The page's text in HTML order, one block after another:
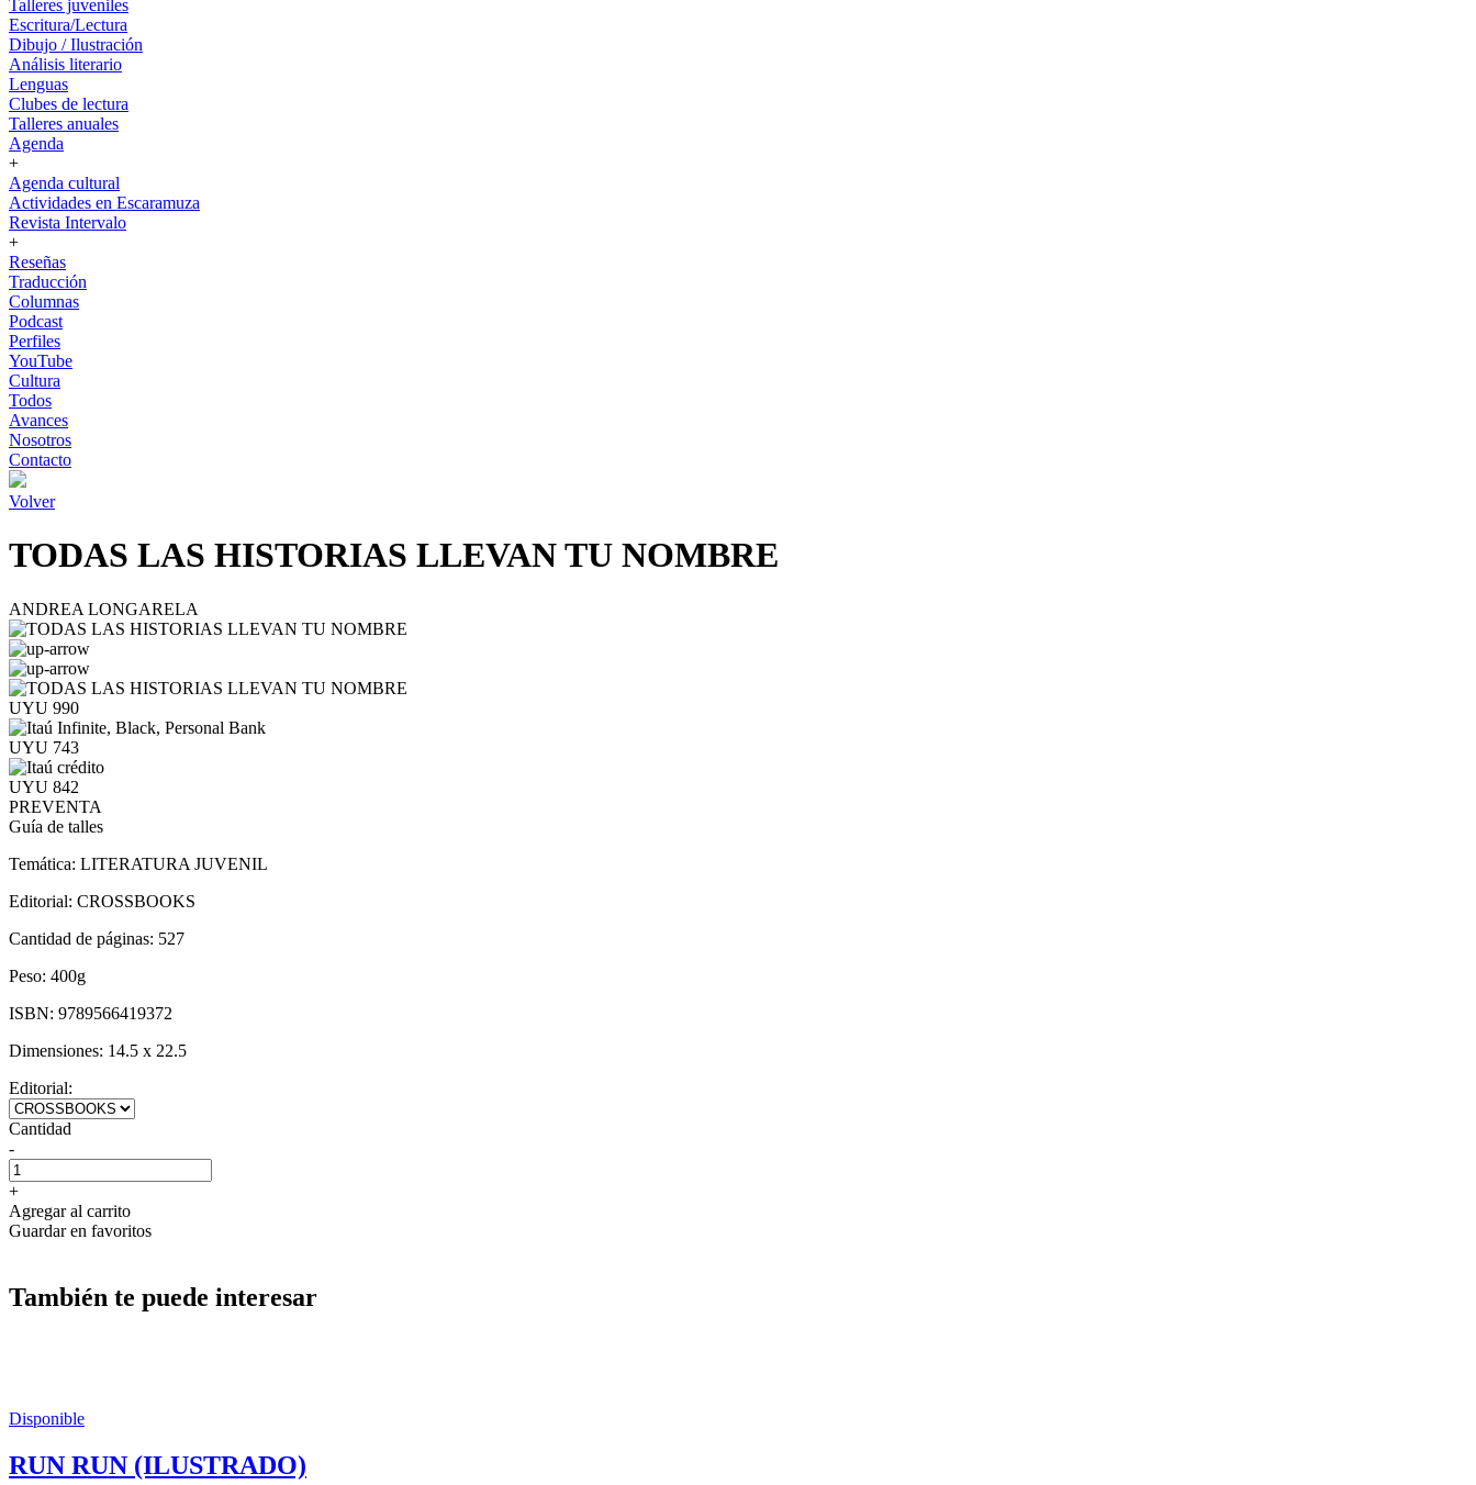
Talleres juveniles
Escritura/Lectura
Dibujo / Ilustración
Análisis literario
Lenguas
Clubes de lectura
Talleres anuales
Agenda
+
Agenda cultural
Actividades en Escaramuza
Revista Intervalo
+
Reseñas
Traducción
Columnas
Podcast
Perfiles
YouTube
Cultura
Todos
Avances
Nosotros
Contacto
Volver
TODAS LAS HISTORIAS LLEVAN TU NOMBRE
ANDREA LONGARELA
UYU 990
UYU 743
UYU 842
PREVENTA
Guía de talles
Temática: LITERATURA JUVENIL
Editorial: CROSSBOOKS
Cantidad de páginas: 527
Peso: 400g
ISBN: 9789566419372
Dimensiones: 14.5 x 22.5
Editorial:
Cantidad
-
+
Agregar al carrito
Guardar en favoritos
También te puede interesar
Disponible
RUN RUN (ILUSTRADO)